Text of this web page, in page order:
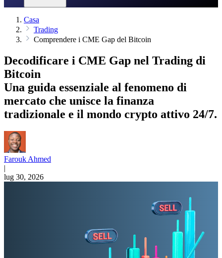
Casa
Trading
Comprendere i CME Gap del Bitcoin
Decodificare i CME Gap nel Trading di
Bitcoin
Una guida essenziale al fenomeno di
mercato che unisce la finanza
tradizionale e il mondo crypto attivo 24/7.
Farouk Ahmed
|
lug 30, 2026